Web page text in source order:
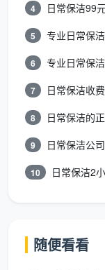
四、严进严出：
军服务的最硬
有按规范化交付
正规的日
走，而是必须有
存头发、灰沾
纳，保洁员在完
4
5
6
7 日常保洁收
8
9
10
随便看看